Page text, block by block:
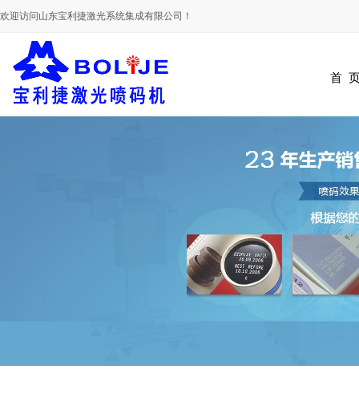
欢迎访问山东宝利捷激光系统集成有限公司！
首